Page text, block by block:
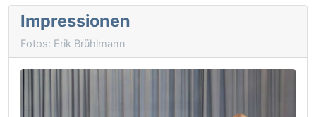
Impressionen
Fotos: Erik Brühlmann